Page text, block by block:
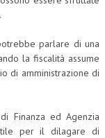
parlare di una
la fiscalità assume
di amministrazione di
Finanza ed Agenzia
per il dilagare di